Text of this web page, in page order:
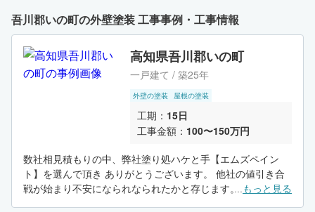
吾川郡いの町の外壁塗装 工事事例・工事情報
高知県吾川郡いの町
一戸建て / 築25年
外壁の塗装 屋根の塗装
工期： 15日
工事金額： 100〜150万円
数社相見積もりの中、弊社塗り処ハケと手【エムズペイン
ト】を選んで頂き ありがとうございます。 他社の値引き合
戦が始まり不安になられなられたかと存じます。 その際、ご
もっと見る